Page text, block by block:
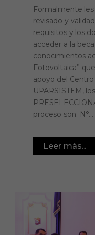
Formalmente
revisado y
requisitos y los
acceder a la
conocimientos
Fotovoltaica”
apoyo del
UPARSISTEM,
proceso son: N°...
Leer más...